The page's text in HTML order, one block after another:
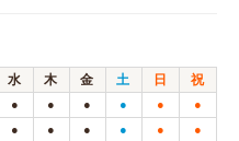
水 木 金 土 日
祝
● ● ● ● ● ●
● ● ● ● ● ●